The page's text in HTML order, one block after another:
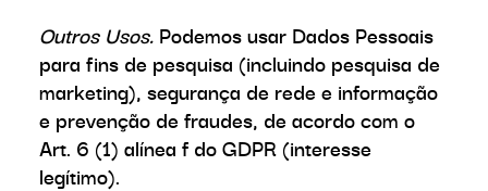
Outros Usos. Podemos usar Dados Pessoais
para fins de pesquisa (incluindo pesquisa de
marketing), segurança de rede e informação
e prevenção de fraudes, de acordo com o
Art. 6 (1) alínea f do GDPR (interesse
legítimo).